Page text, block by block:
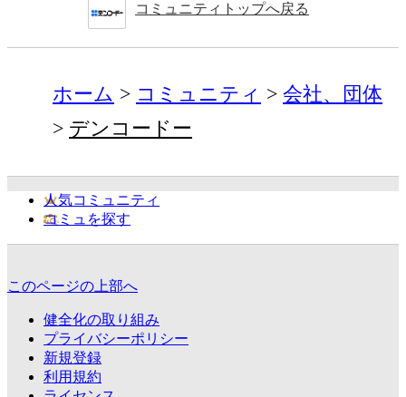
コミュニティトップへ戻る
ホーム コミュニティ
会社、団体
デンコードー
人気コミュニティ
コミュを探す
このページの上部へ
健全化の取り組み
プライバシーポリシー
新規登録
利用規約